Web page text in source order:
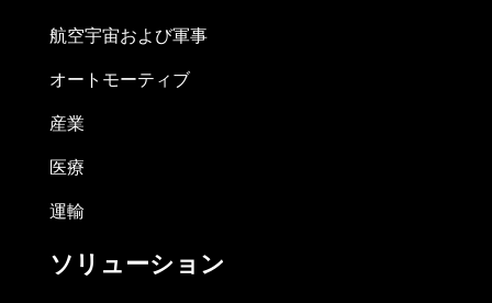
航空宇宙および軍事
オートモーティブ
産業
医療
運輸
ソリューション